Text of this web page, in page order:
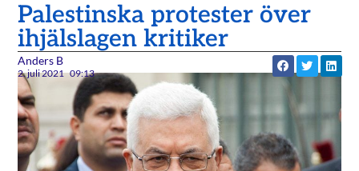
Palestinska protester över
ihjälslagen kritiker
Anders B
2. juli 2021 09:13